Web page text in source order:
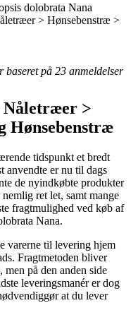
dolobrata Nana
> Hønsebenstræ >
baseret på 23 anmeldelser
Nåletræer >
Hønsebenstræ
tidspunkt et bredt
anvendte er nu til dags
de nyindkøbte produkter
ret let, samt mange
fragtmulighed ved køb af
Nana.
varerne til levering hjem
Fragtmetoden bliver
på den anden side
leveringsmanér er dog
at du lever